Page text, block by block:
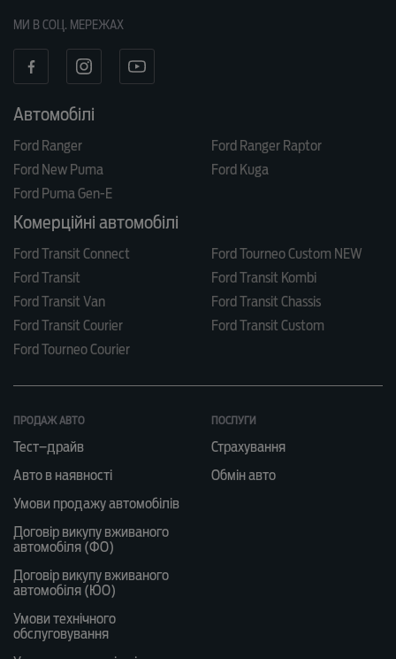
МИ В СОЦ. МЕРЕЖАХ
Автомобілі
Ford Ranger
Ford Ranger Raptor
Ford New Puma
Ford Kuga
Ford Puma Gen-E
Комерційні автомобілі
Ford Transit Connect
Ford Tourneo Custom NEW
Ford Transit
Ford Transit Kombi
Ford Transit Van
Ford Transit Chassis
Ford Transit Courier
Ford Transit Custom
Ford Tourneo Courier
ПРОДАЖ АВТО
Тест–драйв
Авто в наявності
Умови продажу автомобілів
Договір викупу вживаного
автомобіля (ФО)
Договір викупу вживаного
автомобіля (ЮО)
Умови технічного
обслуговування
ПОСЛУГИ
Страхування
Обмін авто